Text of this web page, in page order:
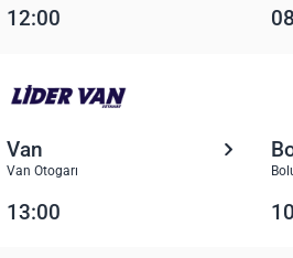
12:00
Van
Van Otogarı
13:00